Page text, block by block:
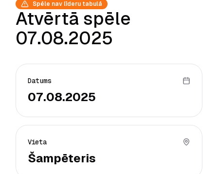
Spēle nav līderu tabulā
Atvērtā spēle
07.08.2025
Datums
07.08.2025
Vieta
Šampēteris